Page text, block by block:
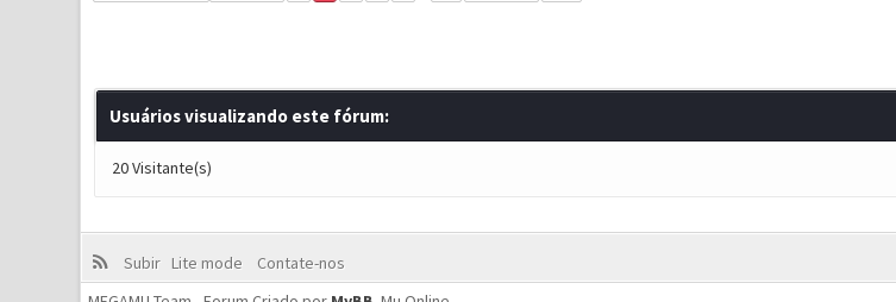
Usuários visualizando este fórum:
20 Visitante(s)
Subir Lite mode
Contate-nos